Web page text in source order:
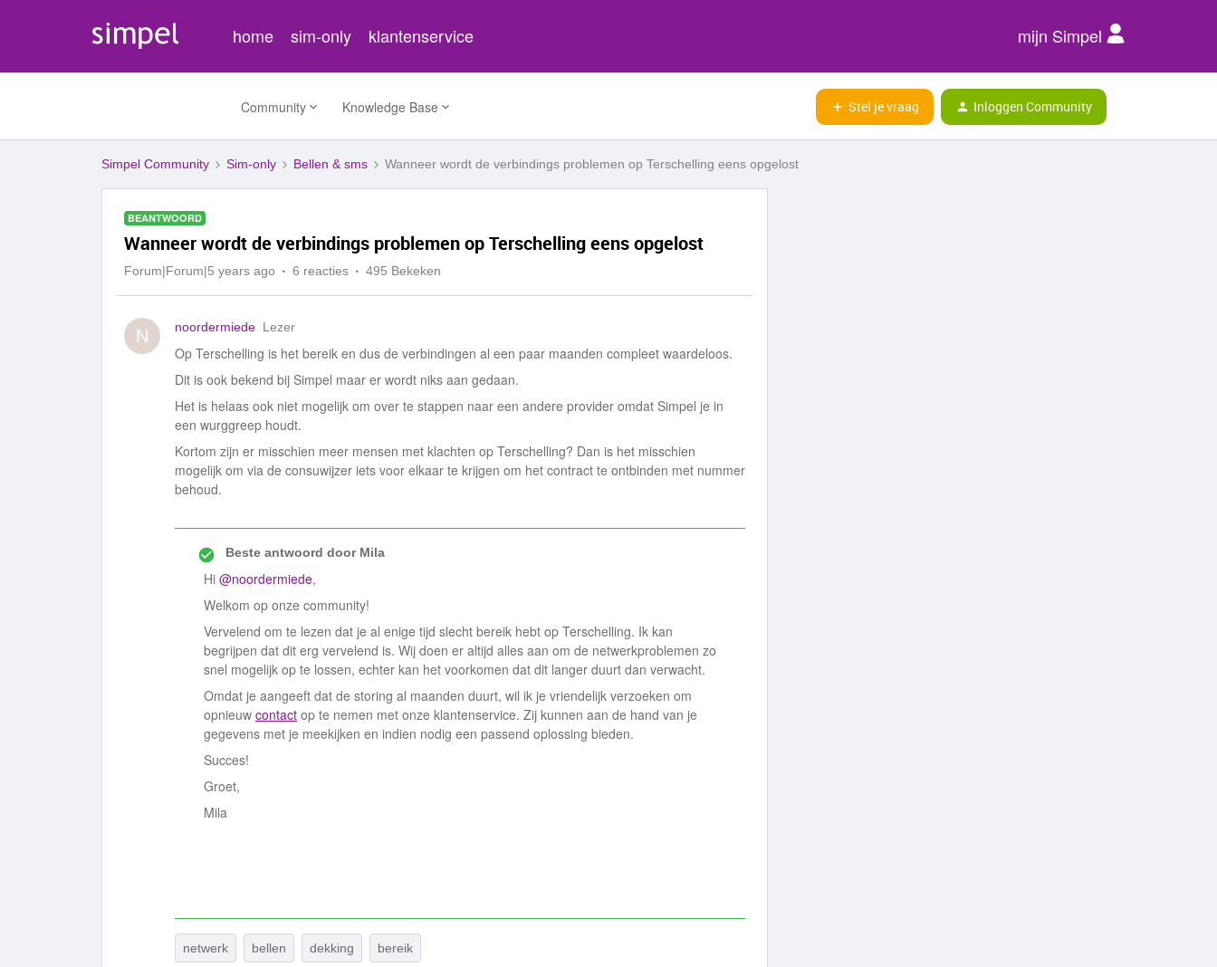
home sim-only klantenservice mijn Simpel
Community Knowledge Base Stel je vraag Inloggen Community
Simpel Community Sim-only Bellen & sms Wanneer wordt de verbindings problemen op Terschelling eens opgelost
BEANTWOORD
Wanneer wordt de verbindings problemen op Terschelling eens opgelost
Forum|Forum|5 years ago 6 reacties 495 Bekeken
N noordermiede Lezer
Op Terschelling is het bereik en dus de verbindingen al een paar maanden compleet waardeloos.
Dit is ook bekend bij Simpel maar er wordt niks aan gedaan.
Het is helaas ook niet mogelijk om over te stappen naar een andere provider omdat Simpel je in
een wurggreep houdt.
Kortom zijn er misschien meer mensen met klachten op Terschelling? Dan is het misschien
mogelijk om via de consuwijzer iets voor elkaar te krijgen om het contract te ontbinden met nummer
behoud.
Beste antwoord doorMila
Hi @noordermiede,
Welkom op onze community!
Vervelend om te lezen dat je al enige tijd slecht bereik hebt op Terschelling. Ik kan
begrijpen dat dit erg vervelend is. Wij doen er altijd alles aan om de netwerkproblemen zo
snel mogelijk op te lossen, echter kan het voorkomen dat dit langer duurt dan verwacht.
Omdat je aangeeft dat de storing al maanden duurt, wil ik je vriendelijk verzoeken om
opnieuw contact op te nemen met onze klantenservice. Zij kunnen aan de hand van je
gegevens met je meekijken en indien nodig een passend oplossing bieden.
Succes!
Groet,
Mila
netwerk bellen dekking bereik